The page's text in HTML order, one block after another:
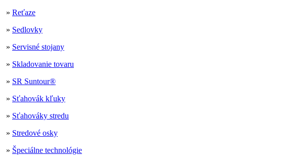
» Reťaze
» Sedlovky
» Servisné stojany
» Skladovanie tovaru
» SR Suntour®
» Sťahovák kľuky
» Sťahováky stredu
» Stredové osky
» Špeciálne technológie